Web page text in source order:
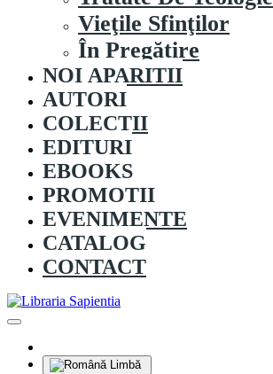
Vieţile Sfinţilor
În Pregătire
NOI APARITII
AUTORI
COLECȚII
EDITURI
EBOOKS
PROMOȚII
EVENIMENTE
CATALOG
CONTACT
Limbă